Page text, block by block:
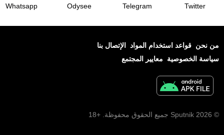
Twitter
Telegram
Odysee
Whatsapp
من نحن قواعد استخدام المواد
الإتصال بنا
سياسة الخصوصية
معايير المجتمع
© 2026 Sputnik جميع الحقوق محفوظة. +18